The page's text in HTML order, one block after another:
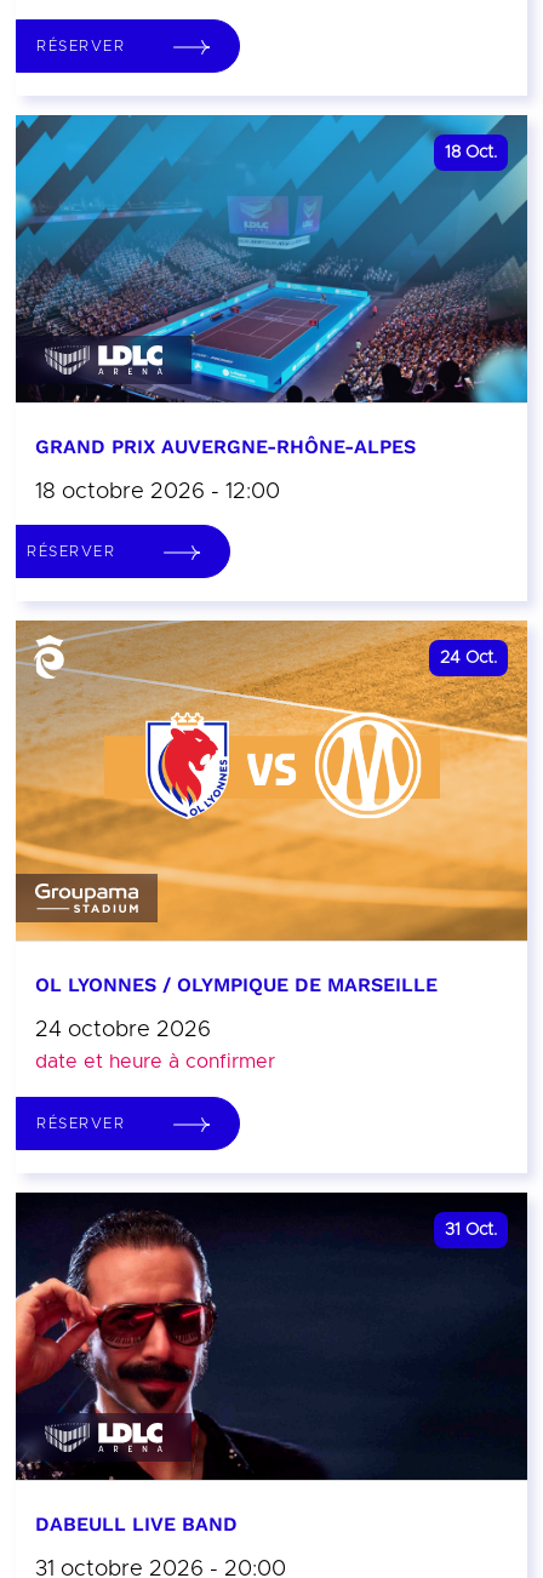
RÉSERVER
18 Oct.
GRAND PRIX AUVERGNE-RHÔNE-ALPES
18 octobre 2026 - 12:00
RÉSERVER
24 Oct.
OL LYONNES / OLYMPIQUE DE MARSEILLE
24 octobre 2026
date et heure à confirmer
RÉSERVER
31 Oct.
DABEULL LIVE BAND
31 octobre 2026 - 20:00